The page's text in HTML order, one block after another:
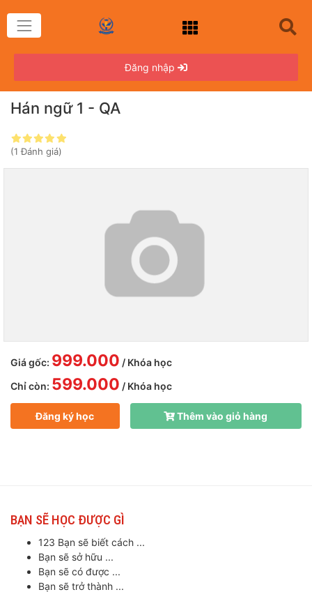
Đăng nhập
Hán ngữ 1 - QA
(1 Đánh giá)
Giá gốc: 999.000 / Khóa học
Chỉ còn: 599.000 / Khóa học
Đăng ký học Thêm vào giỏ hàng
BẠN SẼ HỌC ĐƯỢC GÌ
123 Bạn sẽ biết cách ...
Bạn sẽ sở hữu ...
Bạn sẽ có được ...
Bạn sẽ trở thành ...